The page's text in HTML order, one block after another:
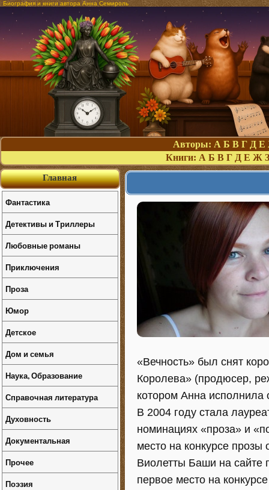
Биография и книги автора Анна Семироль
Авторы: А Б В Г Д Е
Книги: А Б В Г Д Е Ж З
«Вечность» был снят
Королева» (продюсер,
котором Анна исполнила
В 2004 году стала
номинациях «проза» и
место на конкурсе
Виолетты Баши на сайте
первое место на
Главная
Фантастика
Детективы и Триллеры
Любовные романы
Приключения
Проза
Юмор
Детское
Дом и семья
Наука, Образование
Справочная литература
Духовность
Документальная
Прочее
Поэзия